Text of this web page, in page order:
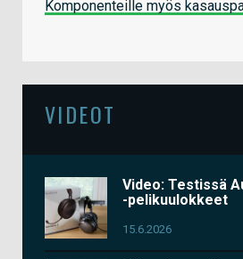
Komponenteille myös
VIDEOT
Video: Testissä
-pelikuulokkeet
15.6.2026